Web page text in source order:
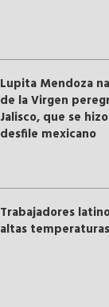
Lupita Mendoza
de la Virgen
Jalisco, que se
desfile mexicano
Trabajadores
altas temperaturas